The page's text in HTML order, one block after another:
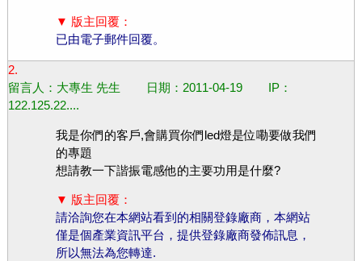
▼ 版主回覆：
已由電子郵件回覆。
2.
留言人：大專生 先生 日期：2011-04-19 IP：
122.125.22....
我是你們的客戶,會購買你們led燈是位嘞要做我們
的專題
想請教一下諧振電感他的主要功用是什麼?
▼ 版主回覆：
請洽詢您在本網站看到的相關登錄廠商，本網站
僅是個產業資訊平台，提供登錄廠商發佈訊息，
所以無法為您轉達.